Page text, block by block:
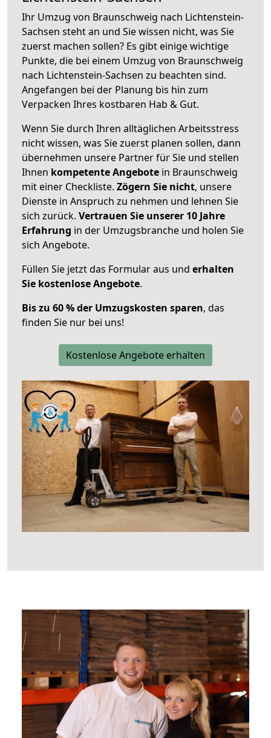
Ihr Umzug von Braunschweig nach Lichtenstein-
Sachsen steht an und Sie wissen nicht, was Sie
zuerst machen sollen? Es gibt einige wichtige
Punkte, die bei einem Umzug von Braunschweig
nach Lichtenstein-Sachsen zu beachten sind.
Angefangen bei der Planung bis hin zum
Verpacken Ihres kostbaren Hab & Gut.
Wenn Sie durch Ihren alltäglichen Arbeitsstress
nicht wissen, was Sie zuerst planen sollen, dann
übernehmen unsere Partner für Sie und stellen
Ihnen kompetente Angebote in Braunschweig
mit einer Checkliste. Zögern Sie nicht, unsere
Dienste in Anspruch zu nehmen und lehnen Sie
sich zurück. Vertrauen Sie unserer 10 Jahre
Erfahrung in der Umzugsbranche und holen Sie
sich Angebote.
Füllen Sie jetzt das Formular aus und erhalten
Sie kostenlose Angebote.
Bis zu 60 % der Umzugskosten sparen, das
finden Sie nur bei uns!
Kostenlose Angebote erhalten